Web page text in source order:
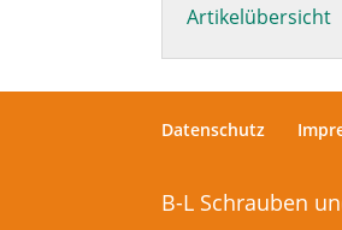
Artikelübersicht
Datenschutz
B-L Schrauben